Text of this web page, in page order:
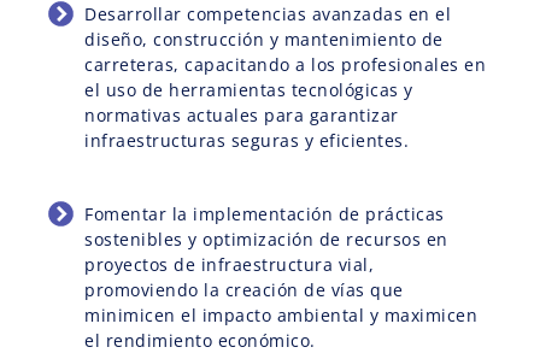
Desarrollar competencias avanzadas en el
diseño, construcción y mantenimiento de
carreteras, capacitando a los profesionales en
el uso de herramientas tecnológicas y
normativas actuales para garantizar
infraestructuras seguras y eficientes.
Fomentar la implementación de prácticas
sostenibles y optimización de recursos en
proyectos de infraestructura vial,
promoviendo la creación de vías que
minimicen el impacto ambiental y maximicen
el rendimiento económico.